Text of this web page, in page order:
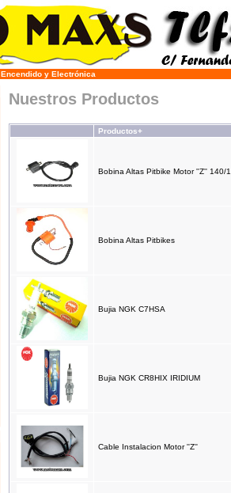
Encendido y Electrónica
Nuestros Productos
Productos+
Bobina Altas Pitbike Motor ''Z'' 140/
Bobina Altas Pitbikes
Bujia NGK C7HSA
Bujia NGK CR8HIX IRIDIUM
Cable Instalacion Motor ''Z''